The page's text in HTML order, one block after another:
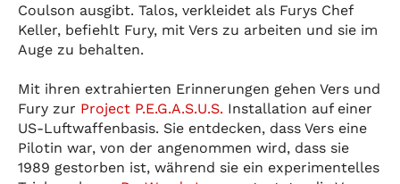
Coulson ausgibt. Talos, verkleidet als Furys Chef
Keller, befiehlt Fury, mit Vers zu arbeiten und sie im
Auge zu behalten.
Mit ihren extrahierten Erinnerungen gehen Vers und
Fury zur Project P.E.G.A.S.U.S. Installation auf einer
US-Luftwaffenbasis. Sie entdecken, dass Vers eine
Pilotin war, von der angenommen wird, dass sie
1989 gestorben ist, während sie ein experimentelles